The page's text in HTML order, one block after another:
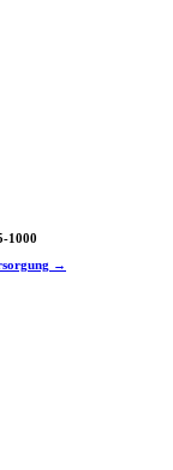
1000
→